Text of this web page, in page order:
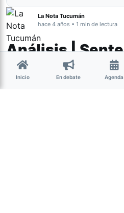
La Nota Tucumán
hace 4 años • 1 min de lectura
Análisis |
violación grupal
Burruyacú
Inicio En debate Agenda